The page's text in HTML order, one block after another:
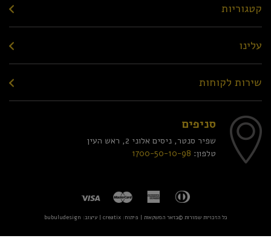
קטגוריות
עלינו
שירות לקוחות
סניפים
שפיר סנטר, ניסים אלוני 2, ראש העין
טלפון: 1700-50-10-98
כל הזכויות שמורות ©בזאר המשקאות | פיתוח:creatix | עיצוב: bubuludesign